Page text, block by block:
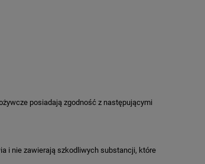
posiadają zgodność z następującymi
i nie zawierają szkodliwych substancji, które